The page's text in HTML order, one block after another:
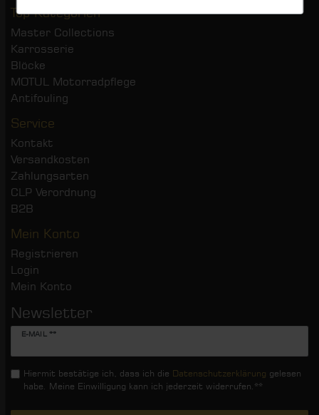
Top Kategorien
Master Collections
Karrosserie
Blöcke
MOTUL Motorradpflege
Antifouling
Service
Kontakt
Versandkosten
Zahlungsarten
CLP Verordnung
B2B
Mein Konto
Registrieren
Login
Mein Konto
Newsletter
E-MAIL **
Newsletter
Hiermit bestätige ich, dass ich die Daten­schutz­erklärung gelesen
habe. Meine Einwilligung kann ich jederzeit widerrufen.**